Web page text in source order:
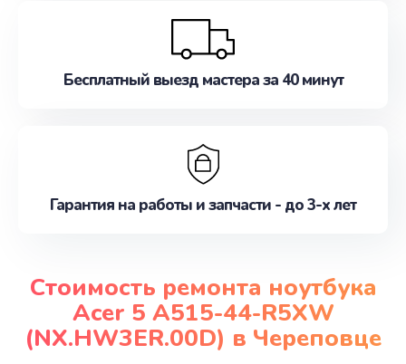
Бесплатный выезд мастера за 40 минут
Гарантия на работы и запчасти - до 3-х лет
Стоимость ремонта ноутбука
Acer 5 A515-44-R5XW
(NX.HW3ER.00D) в Череповце